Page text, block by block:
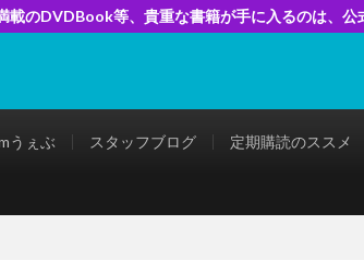
載のDVDBook等、貴重な書籍が手に入るのは、公
うぇぶ スタッフブログ 定期購読のススメ